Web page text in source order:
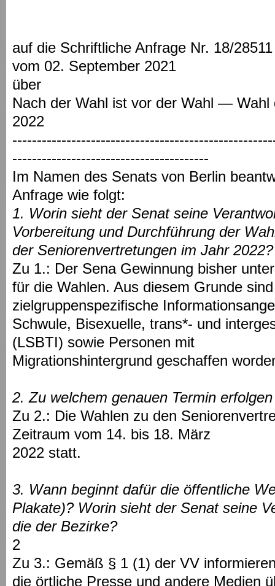
auf die Schriftliche Anfrage Nr. 18/28511
vom 02. September 2021
über
Nach der Wahl ist vor der Wahl ― Wahl
2022
----------------------------------------
Im Namen des Senats von Berlin
Anfrage wie folgt:
1. Worin sieht der Senat seine
Vorbereitung und Durchführung der
der Seniorenvertretungen im Jahr 2022?
Zu 1.: Der Sena Gewinnung bisher
für die Wahlen. Aus diesem Grunde
zielgruppenspezifische
Schwule, Bisexuelle, trans*- und
(LSBTI) sowie Personen mit
Migrationshintergrund geschaffen
2. Zu welchem genauen Termin
Zu 2.: Die Wahlen zu den
Zeitraum vom 14. bis 18. März
2022 statt.
3. Wann beginnt dafür die öffentliche
Plakate)? Worin sieht der Senat seine
die der Bezirke?
2
Zu 3.: Gemäß § 1 (1) der VV
die örtliche Presse und andere Medien